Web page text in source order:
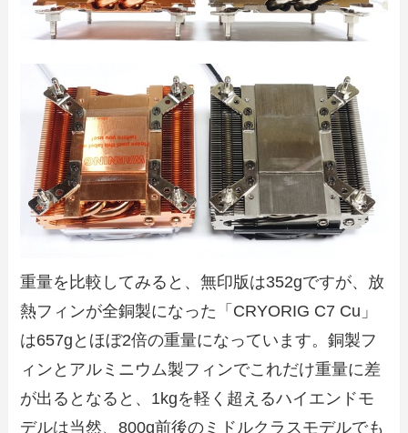
重量を比較してみると、無印版は352gですが、放
熱フィンが全銅製になった「CRYORIG C7 Cu」
は657gとほぼ2倍の重量になっています。銅製フ
ィンとアルミニウム製フィンでこれだけ重量に差
が出るとなると、1kgを軽く超えるハイエンドモ
デルは当然、800g前後のミドルクラスモデルでも